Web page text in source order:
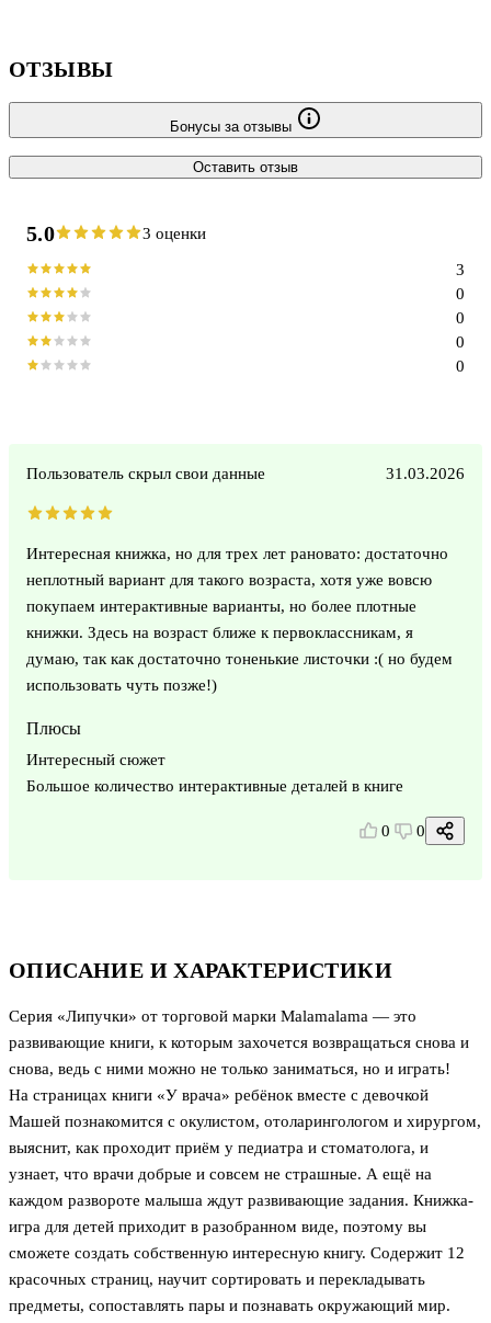
ОПИСАНИЕ И ХАРАКТЕРИСТИКИ
Серия «Липучки» от торговой марки Malamalama — это
развивающие книги, к которым захочется возвращаться снова и
снова, ведь с ними можно не только заниматься, но и играть!
На страницах книги «У врача» ребёнок вместе с девочкой
Машей познакомится с окулистом, отоларингологом и хирургом,
выяснит, как проходит приём у педиатра и стоматолога, и
узнает, что врачи добрые и совсем не страшные. А ещё на
каждом развороте малыша ждут развивающие задания. Книжка-
игра для детей приходит в разобранном виде, поэтому вы
сможете создать собственную интересную книгу. Содержит 12
красочных страниц, научит сортировать и перекладывать
предметы, сопоставлять пары и познавать окружающий мир.
ОТЗЫВЫ
Бонусы за отзывы
Оставить отзыв
5.0 3 оценки
0
0
0
0
3
Пользователь скрыл свои данные 31.03.2026
Интересная книжка, но для трех лет рановато: достаточно
неплотный вариант для такого возраста, хотя уже вовсю
покупаем интерактивные варианты, но более плотные
книжки. Здесь на возраст ближе к первоклассникам, я
думаю, так как достаточно тоненькие листочки :( но будем
использовать чуть позже!)
Плюсы
Интересный сюжет
Большое количество интерактивные деталей в книге
0 0